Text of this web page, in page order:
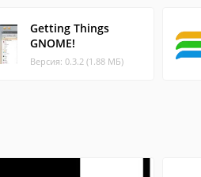
Getting Things
GNOME!
Версия: 0.3.2 (1.88 МБ)